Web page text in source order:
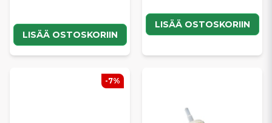
LISÄÄ OSTOSKORIIN
LISÄÄ OSTOSKORIIN
-7%